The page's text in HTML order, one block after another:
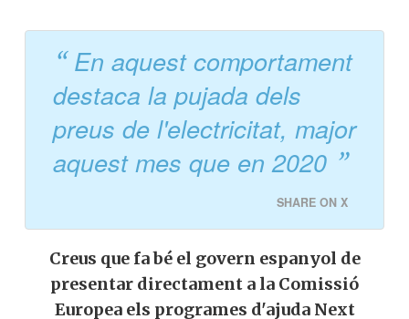
En aquest comportament
destaca la pujada dels
preus de l'electricitat, major
aquest mes que en 2020
SHARE ON X
Creus que fa bé el govern espanyol de
presentar directament a la Comissió
Europea els programes d'ajuda Next